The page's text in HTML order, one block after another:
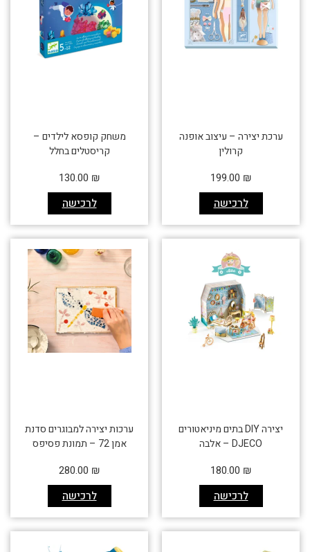
ערכת יצירה – עיצוב אופנה
קרולין
לרכישה
199.00 ₪
משחק קופסא לילדים –
קריסטלים בחלל
לרכישה
130.00 ₪
יצירה DIY בתים מיניאטורים
DJECO – אלבה
לרכישה
180.00 ₪
ערכות יצירה למבוגרים סדנת
אמן 72 – תמונת פסיפס
לרכישה
280.00 ₪